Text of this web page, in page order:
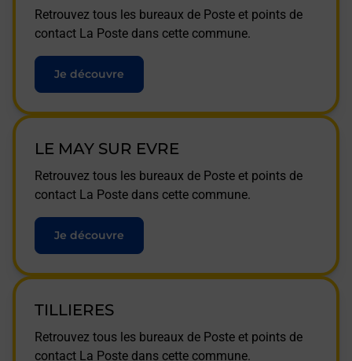
Retrouvez tous les bureaux de Poste et points de
contact La Poste dans cette commune.
Je découvre
LE MAY SUR EVRE
Retrouvez tous les bureaux de Poste et points de
contact La Poste dans cette commune.
Je découvre
TILLIERES
Retrouvez tous les bureaux de Poste et points de
contact La Poste dans cette commune.